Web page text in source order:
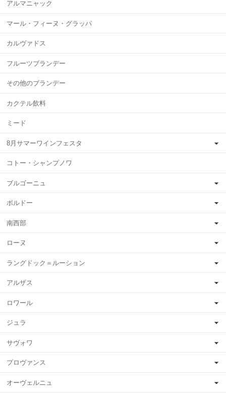
アルマニャック
マール・フィーヌ・グラッパ
カルヴァドス
フルーツブランデー
その他のブランデー
カクテル飲料
ミード
8月サマーワインフェスタ
コトー・シャンプノワ
ブルゴーニュ
ボルドー
南西部
ローヌ
ラングドック＝ルーション
アルザス
ロワール
ジュラ
サヴォワ
プロヴァンス
オーヴェルニュ